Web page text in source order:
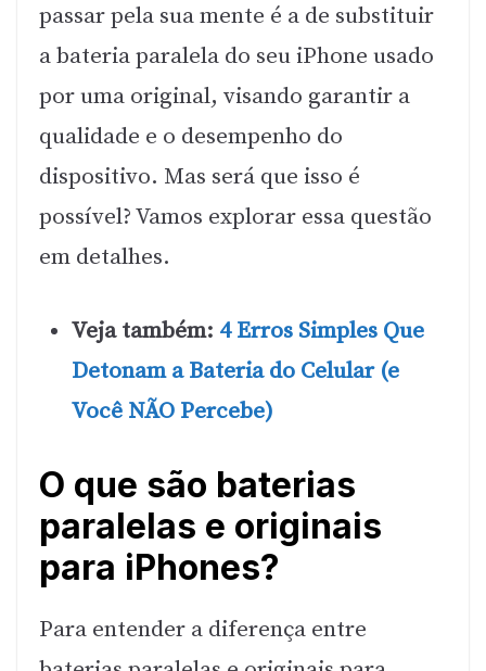
passar pela sua mente é a de substituir
a bateria paralela do seu iPhone usado
por uma original, visando garantir a
qualidade e o desempenho do
dispositivo. Mas será que isso é
possível? Vamos explorar essa questão
em detalhes.
Veja também: 4 Erros Simples Que
Detonam a Bateria do Celular (e
Você NÃO Percebe)
O que são baterias
paralelas e originais
para iPhones?
Para entender a diferença entre